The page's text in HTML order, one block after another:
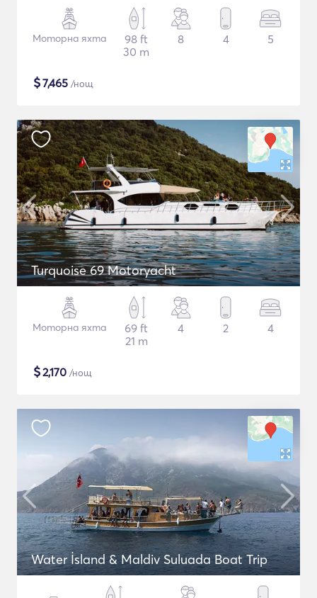
Моторна яхта
98 ft
30 m
8 4 5
$7,465 /нощ
Turquoise 69 Motoryacht
Моторна яхта
69 ft
21 m
4 2 4
$2,170 /нощ
Water İsland & Maldiv Suluada Boat Trip